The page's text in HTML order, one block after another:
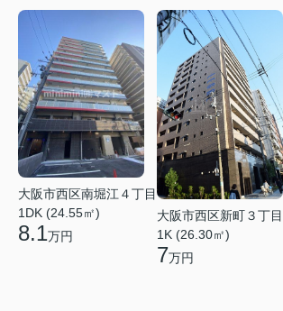
大阪市西区南堀江４丁目
1DK (24.55㎡)
8.1万円
大阪市西区新町３丁目
1K (26.30㎡)
7万円